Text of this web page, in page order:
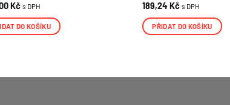
Kč s DPH
DO KOŠÍKU
189,24Kč s DPH
PŘIDAT DO KOŠÍKU